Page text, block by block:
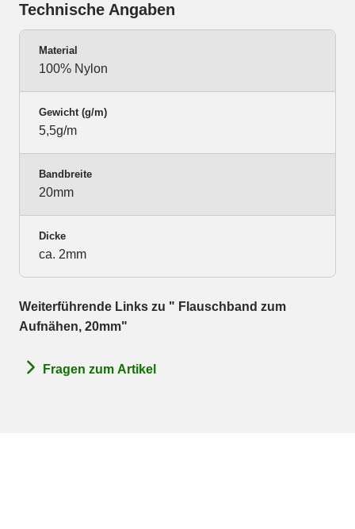
Technische Angaben
Material
100% Nylon
Gewicht (g/m)
5,5g/m
Bandbreite
20mm
Dicke
ca. 2mm
Weiterführende Links zu " Flauschband zum
Aufnähen, 20mm"
Fragen zum Artikel